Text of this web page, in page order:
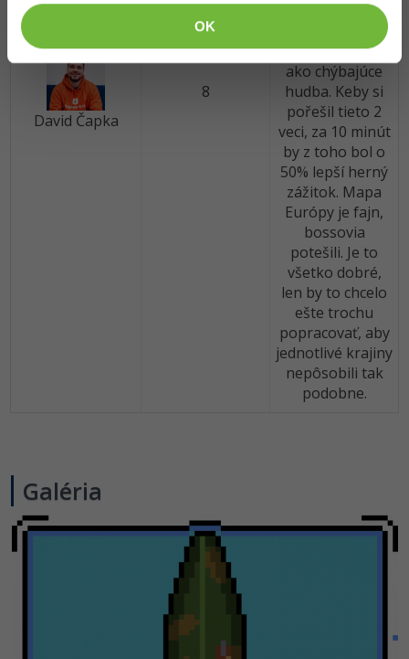
OK
David Čapka
8
pixelmi to
hrozne zhadzuje
dole, rovnako
ako chýbajúce
hudba. Keby si
pořešil tieto 2
veci, za 10 minút
by z toho bol o
50% lepší herný
zážitok. Mapa
Európy je fajn,
bossovia
potešili. Je to
všetko dobré,
len by to chcelo
ešte trochu
popracovať, aby
jednotlivé krajiny
nepôsobili tak
podobne.
Galéria